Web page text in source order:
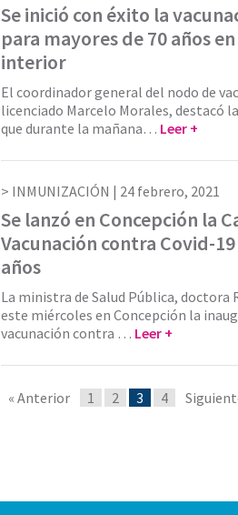
Se inició con éxito la
para mayores de 70 años
interior
El coordinador general del nodo de
licenciado Marcelo Morales, destacó
que durante la mañana… Leer +
INMUNIZACIÓN | 24 febrero, 2021
Se lanzó en Concepción la
Vacunación contra Covid-
años
La ministra de Salud Pública, doctora
este miércoles en Concepción la
vacunación contra … Leer +
« Anterior 1 2 3 4